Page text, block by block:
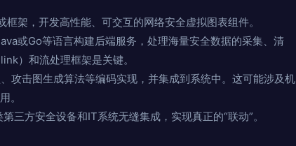
架，开发高性能、可交互的网络安全虚拟图表组件。
或Go等语言构建后端服务，处理海量安全数据的采集、清
）和流处理框架是关键。
攻击图生成算法等编码实现，并集成到系统中。这可能涉及机
。
三方安全设备和IT系统无缝集成，实现真正的“联动”。